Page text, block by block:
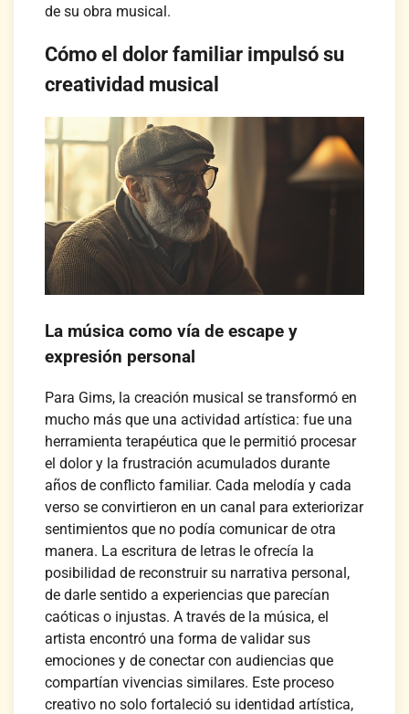
de su obra musical.
Cómo el dolor familiar impulsó su
creatividad musical
La música como vía de escape y
expresión personal
Para Gims, la creación musical se transformó en
mucho más que una actividad artística: fue una
herramienta terapéutica que le permitió procesar
el dolor y la frustración acumulados durante
años de conflicto familiar. Cada melodía y cada
verso se convirtieron en un canal para exteriorizar
sentimientos que no podía comunicar de otra
manera. La escritura de letras le ofrecía la
posibilidad de reconstruir su narrativa personal,
de darle sentido a experiencias que parecían
caóticas o injustas. A través de la música, el
artista encontró una forma de validar sus
emociones y de conectar con audiencias que
compartían vivencias similares. Este proceso
creativo no solo fortaleció su identidad artística,